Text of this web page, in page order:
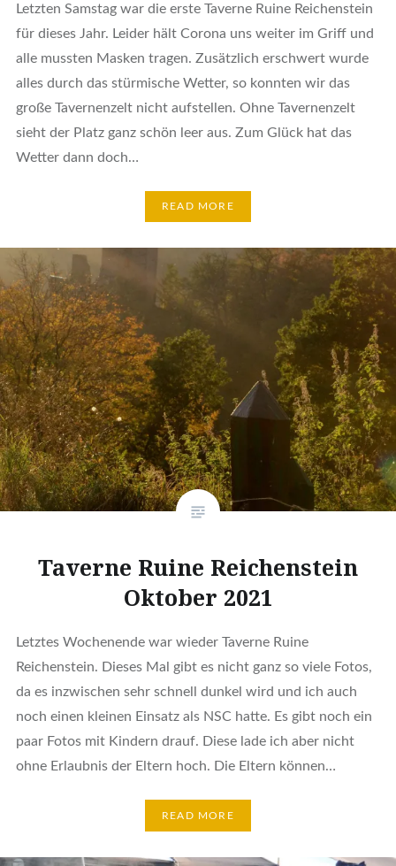
Letzten Samstag war die erste Taverne Ruine Reichenstein
für dieses Jahr. Leider hält Corona uns weiter im Griff und
alle mussten Masken tragen. Zusätzlich erschwert wurde
alles durch das stürmische Wetter, so konnten wir das
große Tavernenzelt nicht aufstellen. Ohne Tavernenzelt
sieht der Platz ganz schön leer aus. Zum Glück hat das
Wetter dann doch…
READ MORE
Taverne Ruine Reichenstein
Oktober 2021
Letztes Wochenende war wieder Taverne Ruine
Reichenstein. Dieses Mal gibt es nicht ganz so viele Fotos,
da es inzwischen sehr schnell dunkel wird und ich auch
noch einen kleinen Einsatz als NSC hatte. Es gibt noch ein
paar Fotos mit Kindern drauf. Diese lade ich aber nicht
ohne Erlaubnis der Eltern hoch. Die Eltern können…
READ MORE